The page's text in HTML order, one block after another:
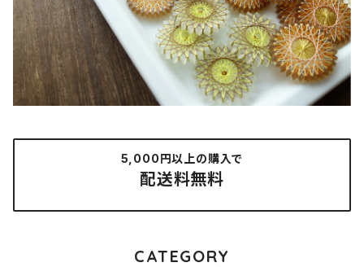
5,000円以上の購入で
配送料無料
CATEGORY